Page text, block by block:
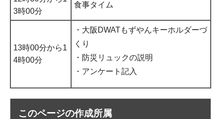
3時00分
食事タイム
13時00分から1
4時00分
・大阪DWATもずやんキーホルダーづ
くり
・防災リュックの説明
・アンケート記入
このページの作成所属